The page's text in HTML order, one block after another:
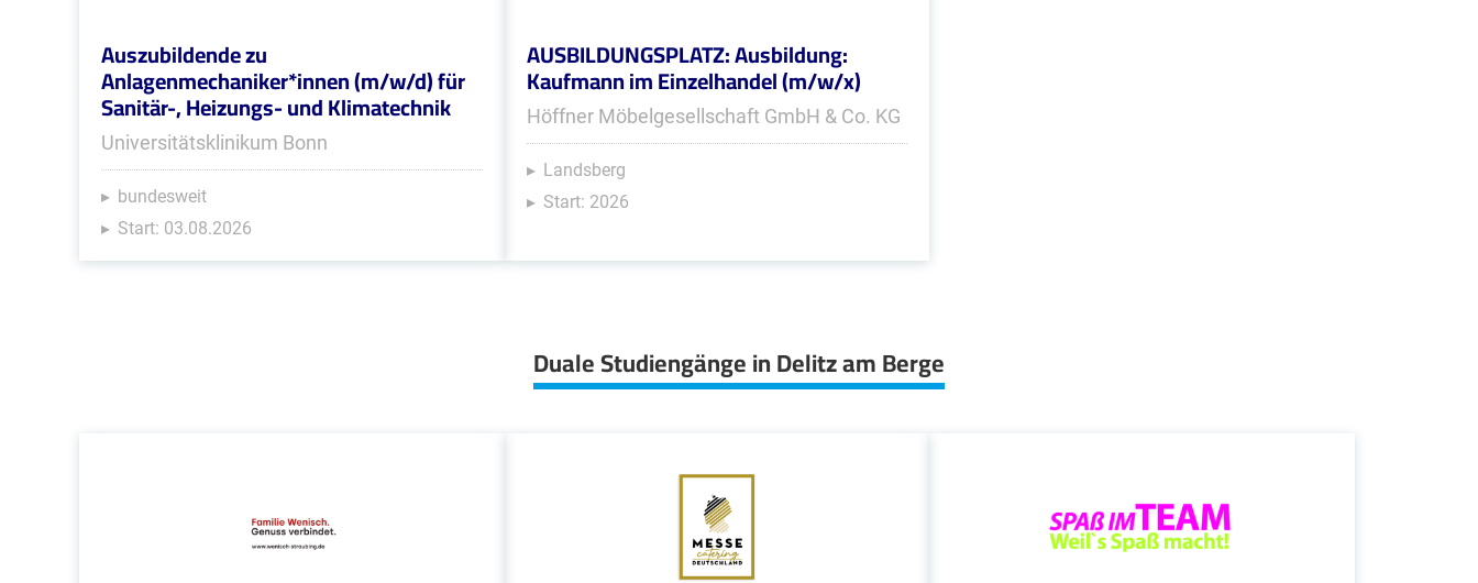
Auszubildende zu
Anlagenmechaniker*innen (m/w/d) für
Sanitär-, Heizungs- und Klimatechnik
Universitätsklinikum Bonn
bundesweit
Start: 03.08.2026
AUSBILDUNGSPLATZ: Ausbildung:
Kaufmann im Einzelhandel (m/w/x)
Höffner Möbelgesellschaft GmbH & Co. KG
Landsberg
Start: 2026
Duale Studiengänge in Delitz am Berge